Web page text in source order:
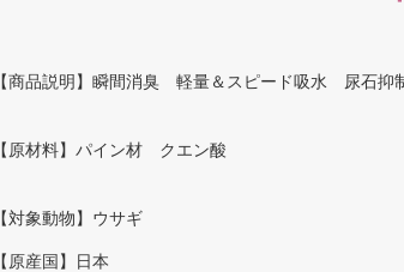
【商品説明】瞬間消臭 軽量＆スピード吸水 尿石抑
【原材料】パイン材 クエン酸
【対象動物】ウサギ
【原産国】日本